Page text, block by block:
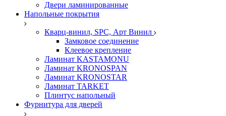
Двери ламинированные
Напольные покрытия
Кварц-винил, SPC, Арт Винил
Замковое соединение
Клеевое крепление
Ламинат KASTAMONU
Ламинат KRONOSPAN
Ламинат KRONOSTAR
Ламинат TARKET
Плинтус напольный
Фурнитура для дверей